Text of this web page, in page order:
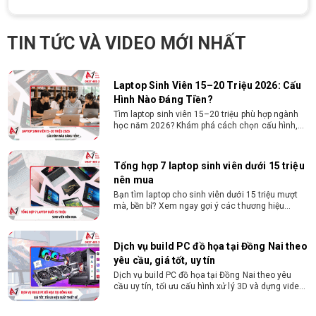
TIN TỨC VÀ VIDEO MỚI NHẤT
Hình Nào Đáng Tiền?
Tìm laptop sinh viên 15–20 triệu phù hợp ngành
học năm 2026? Khám phá cách chọn cấu hình,
Tổng hợp 7 laptop sinh viên dưới 15 triệu
nên mua
Bạn tìm laptop cho sinh viên dưới 15 triệu mượt
mà, bền bỉ? Xem ngay gợi ý các thương hiệu
Dịch vụ build PC đồ họa tại Đồng Nai theo
yêu cầu, giá tốt, uy tín
Dịch vụ build PC đồ họa tại Đồng Nai theo yêu
cầu uy tín, tối ưu cấu hình xử lý 3D và dựng video
10+ Mẫu laptop học sinh, sinh viên nên
mua 2026
Gợi ý 10+ mẫu laptop cho học sinh sinh viên
2026 theo ngân sách và ngành học: tiêu chí